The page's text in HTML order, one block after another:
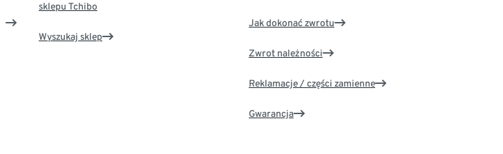
sklepu Tchibo
Wyszukaj sklep
Jak dokonać zwrotu
Zwrot należności
Reklamacje / części zamienne
Gwarancja